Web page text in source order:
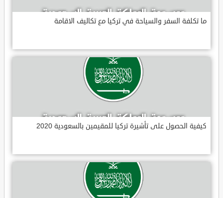
ما تكلفة السفر والسياحة في تركيا مع تكاليف الاقامة
كيفية الحصول على تأشيرة تركيا للمقيمين بالسعودية 2020